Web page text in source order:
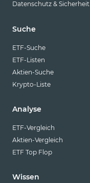
Datenschutz & Sicherheit
Suche
ETF-Suche
ETF-Listen
Aktien-Suche
Krypto-Liste
Analyse
ETF-Vergleich
Aktien-Vergleich
ETF Top Flop
Wissen